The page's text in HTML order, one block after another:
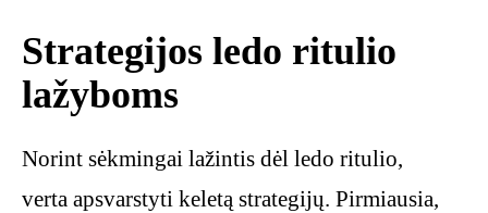
Strategijos ledo ritulio
lažyboms
Norint sėkmingai lažintis dėl ledo ritulio,
verta apsvarstyti keletą strategijų. Pirmiausia,